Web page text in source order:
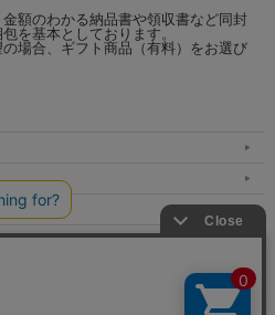
額のわかる納品書や領収書など同封
を基本としております。
場合、ギフト商品（有料）をお選び